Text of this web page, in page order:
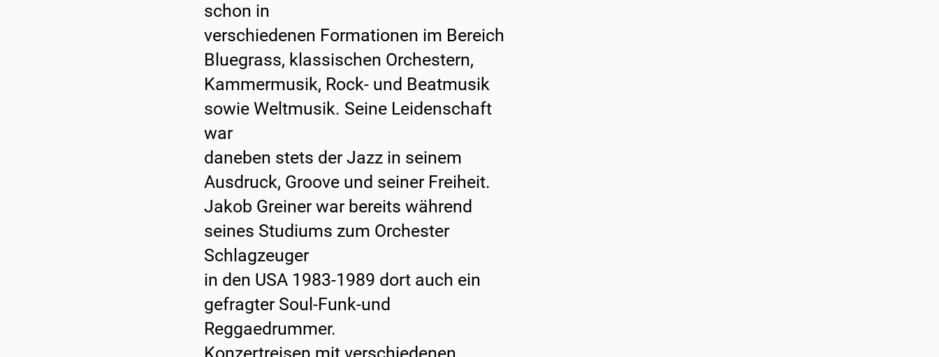
schon in
verschiedenen Formationen im Bereich
Bluegrass, klassischen Orchestern,
Kammermusik, Rock- und Beatmusik
sowie Weltmusik. Seine Leidenschaft
war
daneben stets der Jazz in seinem
Ausdruck, Groove und seiner Freiheit.
Jakob Greiner war bereits während
seines Studiums zum Orchester
Schlagzeuger
in den USA 1983-1989 dort auch ein
gefragter Soul-Funk-und
Reggaedrummer.